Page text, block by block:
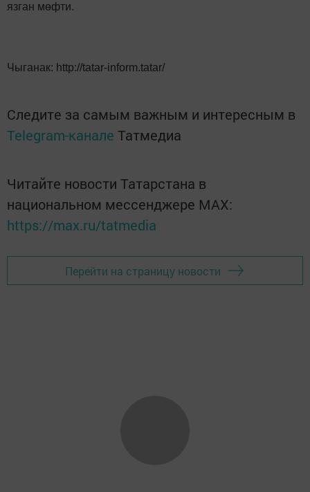
язган мөфти.
Чыганак: http://tatar-inform.tatar/
Следите за самым важным и интересным в
Telegram-канале Татмедиа
Читайте новости Татарстана в
национальном мессенджере MАХ:
https://max.ru/tatmedia
Перейти на страницу новости